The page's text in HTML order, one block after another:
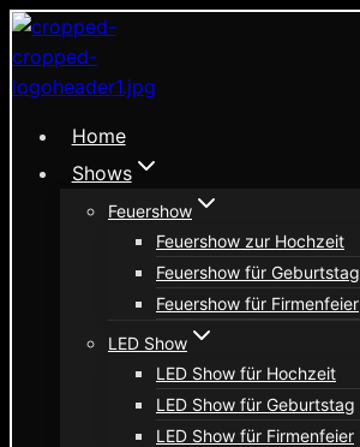
Zum
Inhalt
springen
Home
Shows
Feuershow
Feuershow zur Hochzeit
Feuershow für Geburtstag
Feuershow für Firmenfeier
LED Show
LED Show für Hochzeit
LED Show für Geburtstag
LED Show für Firmenfeier